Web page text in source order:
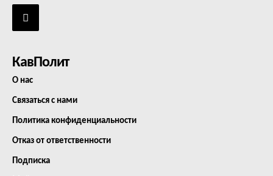
КавПолит
О нас
Связаться с нами
Политика конфиденциальности
Отказ от ответственности
Подписка